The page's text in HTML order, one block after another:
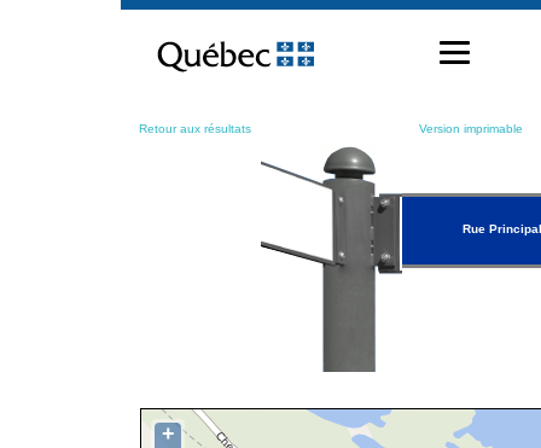
contenu
Retour aux résultats Version imprimable
Rue
+